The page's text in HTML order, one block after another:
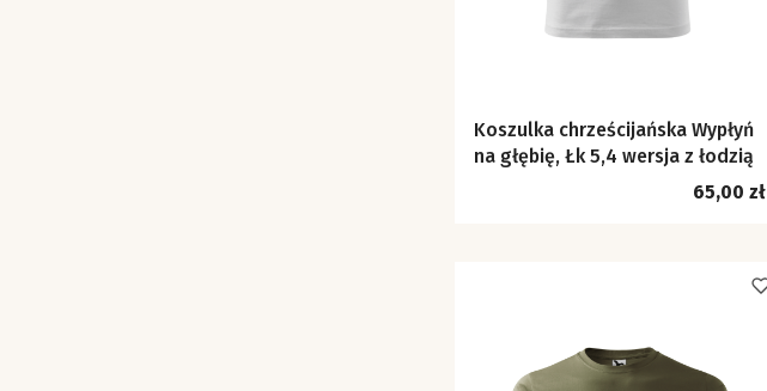
Koszulka chrześcijańska Wypłyń
na głębię, Łk 5,4 wersja z łodzią
Cena
65,00 zł